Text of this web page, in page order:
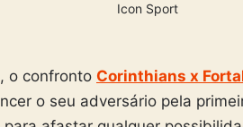
Icon Sport
o confronto Corinthians x
o seu adversário pela